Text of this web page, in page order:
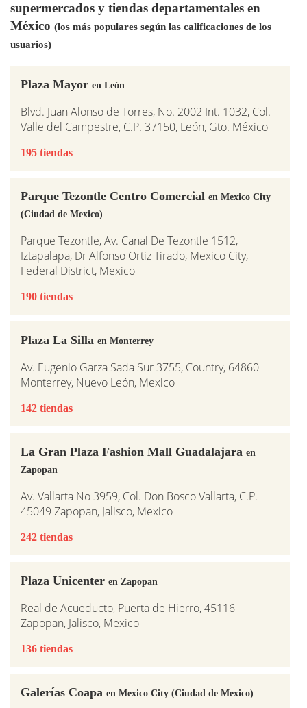
supermercados y tiendas departamentales en
México (los más populares según las calificaciones de los
usuarios)
Plaza Mayor en León
Blvd. Juan Alonso de Torres, No. 2002 Int. 1032, Col.
Valle del Campestre, C.P. 37150, León, Gto. México
195 tiendas
Parque Tezontle Centro Comercial en Mexico City
(Ciudad de Mexico)
Parque Tezontle, Av. Canal De Tezontle 1512,
Iztapalapa, Dr Alfonso Ortiz Tirado, Mexico City,
Federal District, Mexico
190 tiendas
Plaza La Silla en Monterrey
Av. Eugenio Garza Sada Sur 3755, Country, 64860
Monterrey, Nuevo León, Mexico
142 tiendas
La Gran Plaza Fashion Mall Guadalajara en
Zapopan
Av. Vallarta No 3959, Col. Don Bosco Vallarta, C.P.
45049 Zapopan, Jalisco, Mexico
242 tiendas
Plaza Unicenter en Zapopan
Real de Acueducto, Puerta de Hierro, 45116
Zapopan, Jalisco, Mexico
136 tiendas
Galerías Coapa en Mexico City (Ciudad de Mexico)